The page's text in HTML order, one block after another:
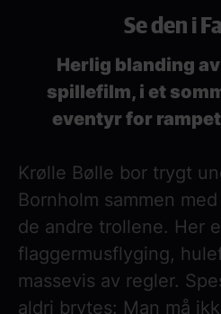
Se den i
Herlig blanding
spillefilm, i et
eventyr for
Krølle Bølle bor trygt
Bornholm sammen
de andre trollene. Her
flaggermusflyging,
massevis av regler.
aldri brytes: Man må